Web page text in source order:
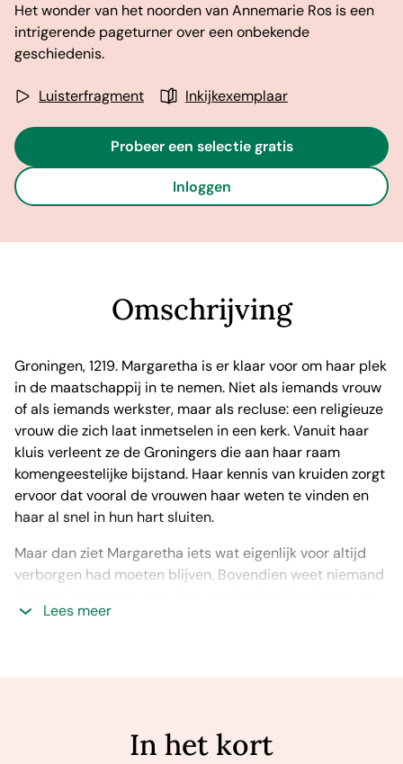
Het wonder van het noorden van Annemarie Ros is een
intrigerende pageturner over een onbekende
geschiedenis.
Luisterfragment Inkijkexemplaar
Probeer een selectie gratis
Inloggen
Omschrijving
Groningen, 1219. Margaretha is er klaar voor om haar plek
in de maatschappij in te nemen. Niet als iemands vrouw
of als iemands werkster, maar als recluse: een religieuze
vrouw die zich laat inmetselen in een kerk. Vanuit haar
kluis verleent ze de Groningers die aan haar raam
komengeestelijke bijstand. Haar kennis van kruiden zorgt
ervoor dat vooral de vrouwen haar weten te vinden en
haar al snel in hun hart sluiten.
Maar dan ziet Margaretha iets wat eigenlijk voor altijd
verborgen had moeten blijven. Bovendien weet niemand
draagt een groot geheim met zich mee…
Lees meer
In het kort